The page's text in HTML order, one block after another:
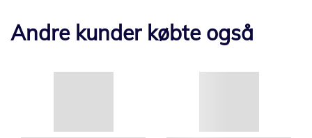
Andre kunder købte også